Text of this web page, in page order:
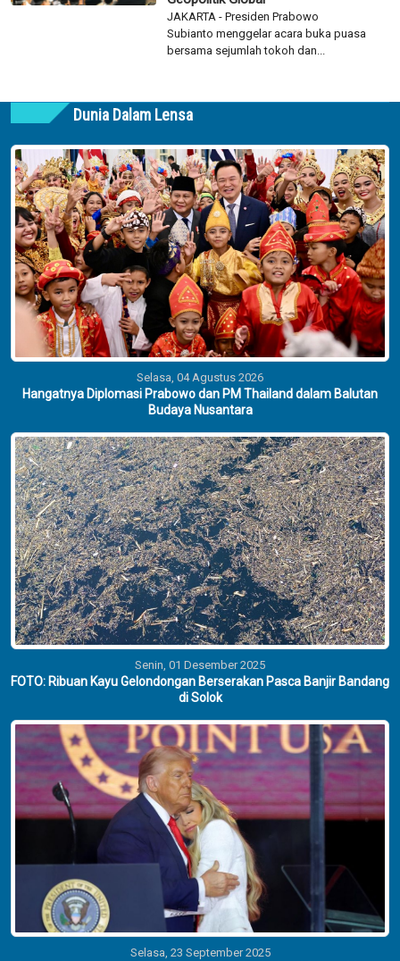
JAKARTA - Presiden Prabowo
Subianto menggelar acara buka puasa
bersama sejumlah tokoh dan...
Dunia Dalam Lensa
Selasa, 04 Agustus 2026
Hangatnya Diplomasi Prabowo dan PM Thailand dalam Balutan
Budaya Nusantara
Senin, 01 Desember 2025
FOTO: Ribuan Kayu Gelondongan Berserakan Pasca Banjir Bandang
di Solok
Selasa, 23 September 2025